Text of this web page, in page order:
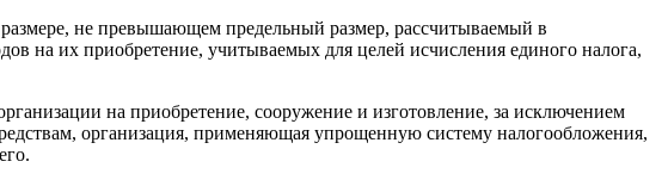
не превышающем предельный размер, рассчитываемый в
на их приобретение, учитываемых для целей исчисления единого налога,
на приобретение, сооружение и изготовление, за исключением
организация, применяющая упрощенную систему налогообложения,